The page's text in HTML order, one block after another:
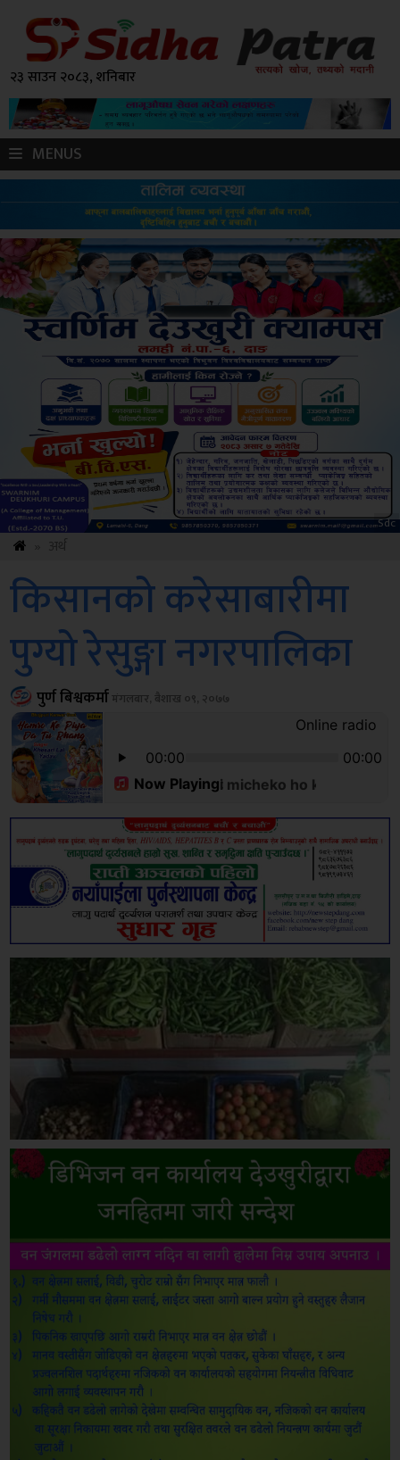
२३ साउन २०८३, शनिबार
MENUS
Amb
किसानको करेसाबारीमा
पुग्यो रेसुङ्गा नगरपालिका
पुर्ण बिश्वकर्मामंगलबार, बैशाख ०९, २०७७